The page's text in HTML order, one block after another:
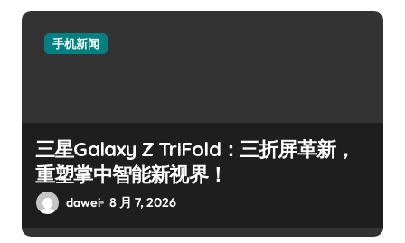
手机新闻
三星Galaxy Z TriFold：三折屏革新，
重塑掌中智能新视界！
dawei 8 月 7, 2026